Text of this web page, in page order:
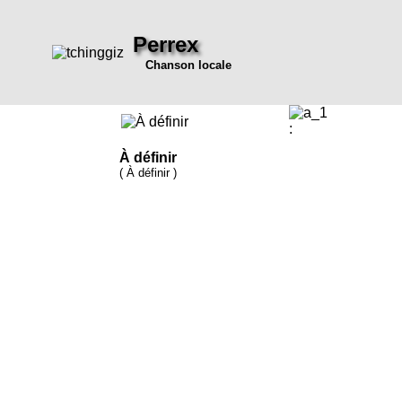
Perrex
Chanson locale
À définir
( À définir )
: